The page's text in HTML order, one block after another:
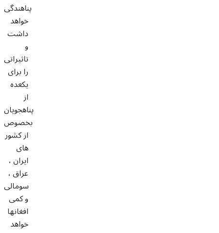
پناهندگی
خواهد
داشت
و
تاثیراتی
را برای
یکعده
از
پناهجویان
بخصوص
از کشور
های
ایران ،
عراق ،
سومالی
و کمی
افغانها
خواهد